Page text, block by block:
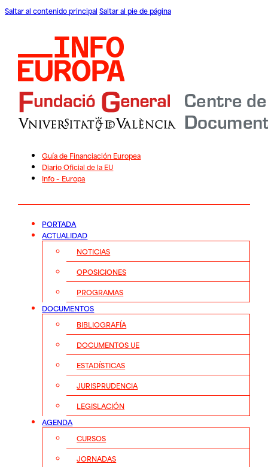
Saltar al contenido principal Saltar al pie de página
Guía de Financiación Europea
Diario Oficial de la EU
Info – Europa
PORTADA
ACTUALIDAD
NOTICIAS
OPOSICIONES
PROGRAMAS
DOCUMENTOS
BIBLIOGRAFÍA
DOCUMENTOS UE
ESTADÍSTICAS
JURISPRUDENCIA
LEGISLACIÓN
AGENDA
CURSOS
JORNADAS